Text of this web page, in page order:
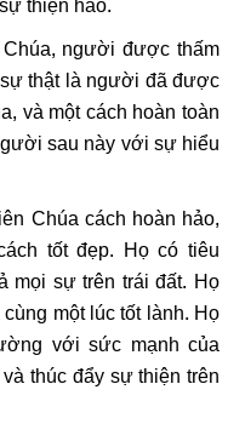
người được thấm
thật là người đã được
và một cách hoàn toàn
sau này với sự hiểu
Chúa cách hoàn hảo,
tốt đẹp. Họ có tiêu
mọi sự trên trái đất. Họ
một lúc tốt lành. Họ
với sức mạnh của
thúc đẩy sự thiện trên